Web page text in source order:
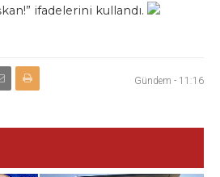
ifadelerini kullandı.
Gündem - 11:16